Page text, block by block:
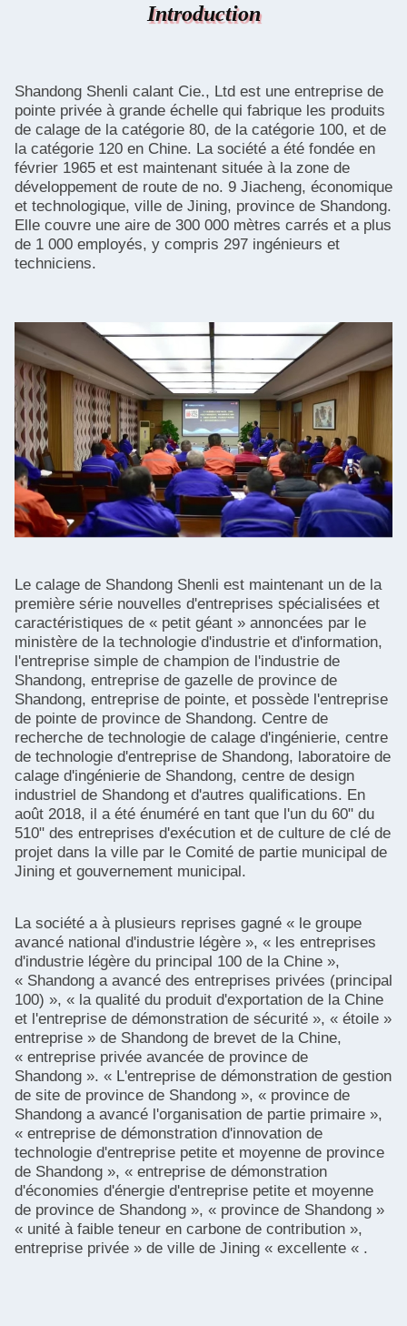
Introduction
Shandong Shenli calant Cie., Ltd est une entreprise de
pointe privée à grande échelle qui fabrique les produits
de calage de la catégorie 80, de la catégorie 100, et de
la catégorie 120 en Chine. La société a été fondée en
février 1965 et est maintenant située à la zone de
développement de route de no. 9 Jiacheng, économique
et technologique, ville de Jining, province de Shandong.
Elle couvre une aire de 300 000 mètres carrés et a plus
de 1 000 employés, y compris 297 ingénieurs et
techniciens.
Le calage de Shandong Shenli est maintenant un de la
première série nouvelles d'entreprises spécialisées et
caractéristiques de « petit géant » annoncées par le
ministère de la technologie d'industrie et d'information,
l'entreprise simple de champion de l'industrie de
Shandong, entreprise de gazelle de province de
Shandong, entreprise de pointe, et possède l'entreprise
de pointe de province de Shandong. Centre de
recherche de technologie de calage d'ingénierie, centre
de technologie d'entreprise de Shandong, laboratoire de
calage d'ingénierie de Shandong, centre de design
industriel de Shandong et d'autres qualifications. En
août 2018, il a été énuméré en tant que l'un du 60" du
510" des entreprises d'exécution et de culture de clé de
projet dans la ville par le Comité de partie municipal de
Jining et gouvernement municipal.
La société a à plusieurs reprises gagné « le groupe
avancé national d'industrie légère », « les entreprises
d'industrie légère du principal 100 de la Chine »,
« Shandong a avancé des entreprises privées (principal
100) », « la qualité du produit d'exportation de la Chine
et l'entreprise de démonstration de sécurité », « étoile »
entreprise » de Shandong de brevet de la Chine,
« entreprise privée avancée de province de
Shandong ». « L'entreprise de démonstration de gestion
de site de province de Shandong », « province de
Shandong a avancé l'organisation de partie primaire »,
« entreprise de démonstration d'innovation de
technologie d'entreprise petite et moyenne de province
de Shandong », « entreprise de démonstration
d'économies d'énergie d'entreprise petite et moyenne
de province de Shandong », « province de Shandong »
« unité à faible teneur en carbone de contribution »,
entreprise privée » de ville de Jining « excellente « .